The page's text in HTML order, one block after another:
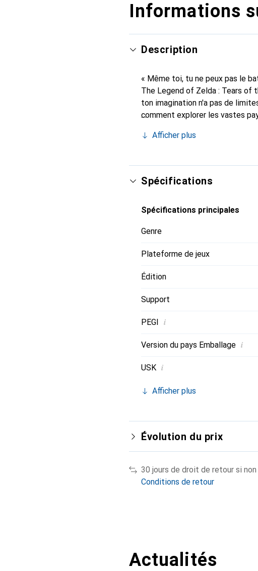
Informations
Description
« Même toi, tu ne peux pas le
The Legend of Zelda : Tears of
ton imagination n'a pas de
comment explorer les vastes
royaume ? Compatible avec
Afficher plus
Spécifications
Spécifications principales
Genre
Plateforme de jeux
Édition
Support
PEGI i
Version du pays Emballage i
USK i
Afficher plus
Évolution du prix
30 jours de droit de retour si
Conditions de retour
Actualités